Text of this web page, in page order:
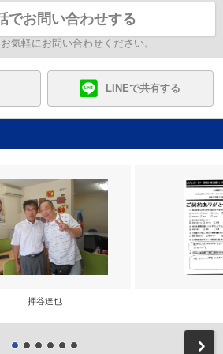
でお問い合わせする
気軽にお問い合わせください。
LINEで共有する
押谷達也